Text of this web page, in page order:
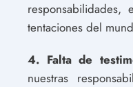
responsabilidades,
tentaciones del
4. Falta de
nuestras